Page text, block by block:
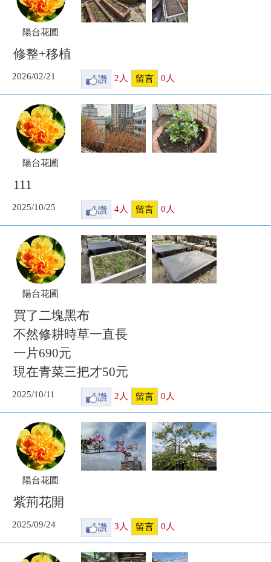
陽台花圃
修整+移植
2026/02/21 讚 2人 留言 0人
陽台花圃
111
2025/10/25 讚 4人 留言 0 人
陽台花圃
買了二塊黑布
不然修耕時草一直長
一片690元
現在青菜三把才50元
2025/10/11 讚 2 人 留言 0 人
陽台花圃
紫荊花開
2025/09/24 讚 3 人 留言 0 人